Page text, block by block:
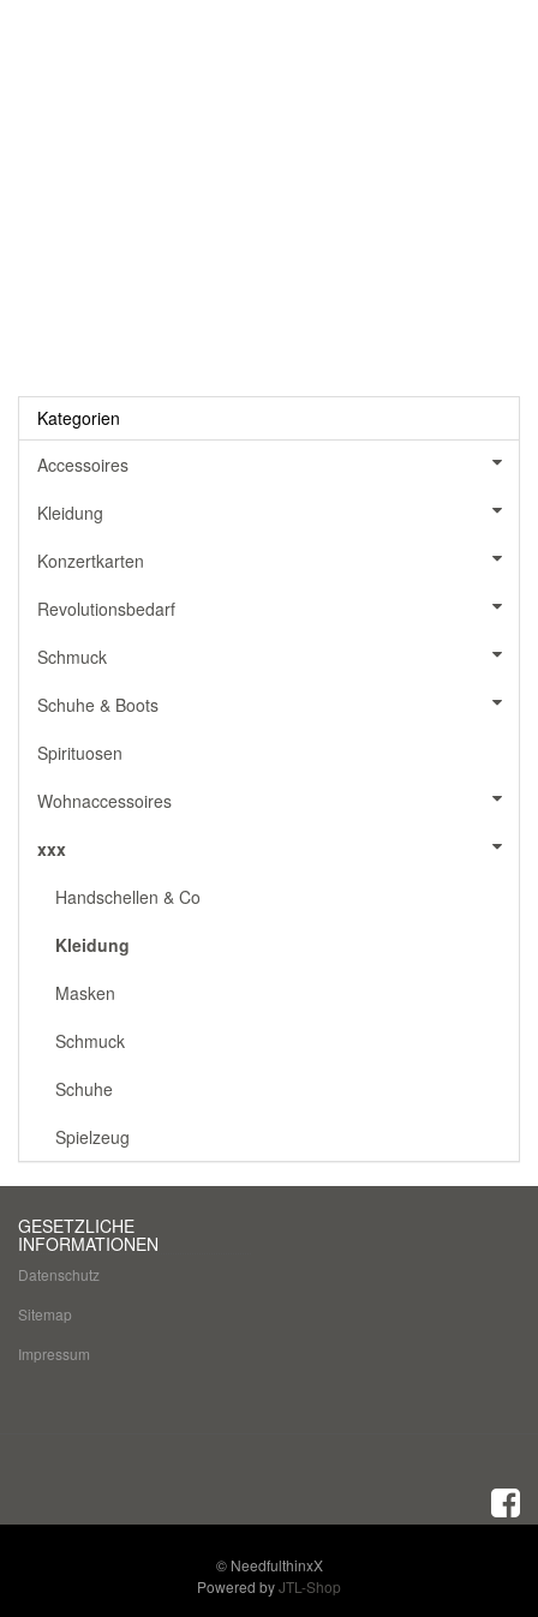
Kategorien
Accessoires
Kleidung
Konzertkarten
Revolutionsbedarf
Schmuck
Schuhe & Boots
Spirituosen
Wohnaccessoires
xxx
Handschellen & Co
Kleidung
Masken
Schmuck
Schuhe
Spielzeug
GESETZLICHE
INFORMATIONEN
Datenschutz
Sitemap
Impressum
© NeedfulthinxX
Powered byJTL-Shop